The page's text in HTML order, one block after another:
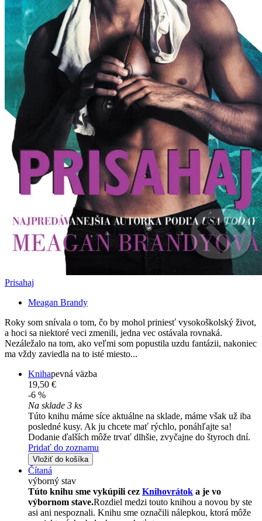
Prisahaj
Meagan Brandy
Roky som snívala o tom, čo by mohol priniesť vysokoškolský život,
a hoci sa niektoré veci zmenili, jedna vec ostávala rovnaká.
Nezáležalo na tom, ako veľmi som popustila uzdu fantázii, nakoniec
ma vždy zaviedla na to isté miesto...
Knihapevná väzba
19,50 €
-6 %
Na sklade 3 ks
Túto knihu máme síce aktuálne na sklade, máme však už iba
posledné kusy. Ak ju chcete mať rýchlo, ponáhľajte sa!
Dodanie ďalších môže trvať dlhšie, zvyčajne do štyroch dní.
Pridať do zoznamu
Vložiť do košíka
Čítaná
výborný stav
Túto knihu sme vykúpili cez Knihovrátok a je vo
výbornom stave.Rozdiel medzi touto knihou a novou by ste
asi ani nespoznali. Knihu sme označili nálepkou, ktorá môže